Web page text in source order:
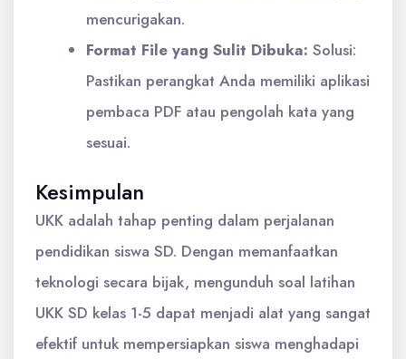
mencurigakan.
Format File yang Sulit Dibuka: Solusi:
Pastikan perangkat Anda memiliki aplikasi
pembaca PDF atau pengolah kata yang
sesuai.
Kesimpulan
UKK adalah tahap penting dalam perjalanan
pendidikan siswa SD. Dengan memanfaatkan
teknologi secara bijak, mengunduh soal latihan
UKK SD kelas 1-5 dapat menjadi alat yang sangat
efektif untuk mempersiapkan siswa menghadapi